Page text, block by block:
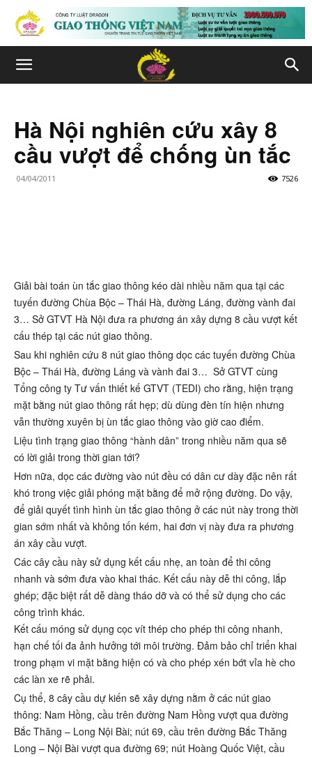
Hà Nội nghiên cứu xây 8
cầu vượt để chống ùn tắc
04/04/2011 7526
Giải bài toán ùn tắc giao thông kéo dài nhiều năm qua tại các
tuyến đường Chùa Bộc – Thái Hà, đường Láng, đường vành đai
3… Sở GTVT Hà Nội đưa ra phương án xây dựng 8 cầu vượt kết
cấu thép tại các nút giao thông.
Sau khi nghiên cứu 8 nút giao thông dọc các tuyến đường Chùa
Bộc – Thái Hà, đường Láng và vành đai 3… Sở GTVT cùng
Tổng công ty Tư vấn thiết kế GTVT (TEDI) cho rằng, hiện trạng
mặt bằng nút giao thông rất hẹp; dù dùng đèn tín hiện nhưng
vẫn thường xuyên bị ùn tắc giao thông vào giờ cao điểm.
Liệu tình trạng giao thông “hành dân” trong nhiều năm qua sẽ
có lời giải trong thời gian tới?
Hơn nữa, dọc các đường vào nút đều có dân cư dày đặc nên rất
khó trong việc giải phóng mặt bằng để mở rộng đường. Do vậy,
để giải quyết tình hình ùn tắc giao thông ở các nút này trong thời
gian sớm nhất và không tốn kém, hai đơn vị này đưa ra phương
án xây cầu vượt.
Các cây cầu này sử dụng kết cấu nhẹ, an toàn để thi công
nhanh và sớm đưa vào khai thác. Kết cấu này dễ thi công, lắp
ghép; đặc biệt rất dễ dàng tháo dỡ và có thể sử dụng cho các
công trình khác.
Kết cấu móng sử dụng cọc vít thép cho phép thi công nhanh,
hạn chế tối đa ảnh hưởng tới môi trường. Đảm bảo chỉ triển khai
trong phạm vi mặt bằng hiện có và cho phép xén bớt vỉa hè cho
các làn xe rẽ phải.
Cụ thể, 8 cây cầu dự kiến sẽ xây dựng nằm ở các nút giao
thông: Nam Hồng, cầu trên đường Nam Hồng vượt qua đường
Bắc Thăng – Long Nội Bài; nút 69, cầu trên đường Bắc Thăng
Long – Nội Bài vượt qua đường 69; nút Hoàng Quốc Việt, cầu